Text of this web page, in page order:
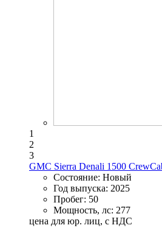
1
2
3
GMC Sierra Denali 1500
Состояние: Новый
Год выпуска: 2025
Пробег: 50
Мощность, лс: 277
цена для юр. лиц, с НДС